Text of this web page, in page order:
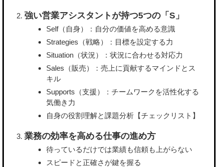
強い営業アシスタントが持つ5つの「S」
Self（自身）：自分の価値を高める意識
Strategies（戦略）：目標を設定する力
Situation（状況）：状況に合わせる対応力
Sales（販売）：売上に貢献するマインドとス
キル
Supports（支援）：チームワークを活性化する
気働き力
自身の役割理解と課題分析【チェックリスト】
業務の効率を高める仕事の進め方
待っているだけでは業績も信頼も上がらない
スピードと正確さが鍵を握る